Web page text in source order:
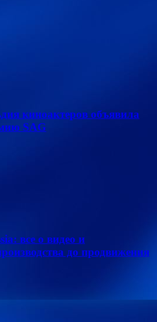
киноактеров объявила
SAG
все о видео и
до продвижения